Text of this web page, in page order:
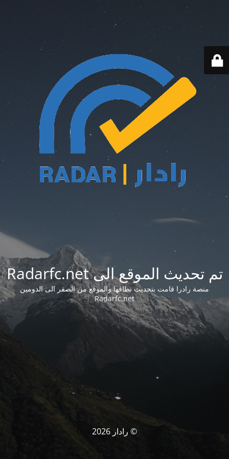
تم تحديث الموقع الى Radarfc.net
منصة رادرا قامت بتحديث نطاقها والموقع من الصفر الى الدومين
Radarfc.net
© رادار 2026